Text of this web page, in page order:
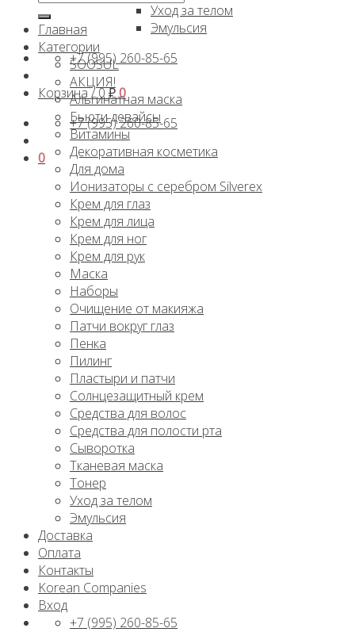
Уход за телом
Эмульсия
+7 (995) 260-85-65
Корзина /0₽0
+7 (995) 260-85-65
0
Главная
Категории
SOOSUL
АКЦИЯ!
Альгинатная маска
Бьюти девайсы
Витамины
Декоративная косметика
Для дома
Ионизаторы с серебром Silverex
Крем для глаз
Крем для лица
Крем для ног
Крем для рук
Маска
Наборы
Очищение от макияжа
Патчи вокруг глаз
Пенка
Пилинг
Пластыри и патчи
Солнцезащитный крем
Средства для волос
Средства для полости рта
Сыворотка
Тканевая маска
Тонер
Уход за телом
Эмульсия
Доставка
Оплата
Контакты
Korean Companies
Вход
+7 (995) 260-85-65